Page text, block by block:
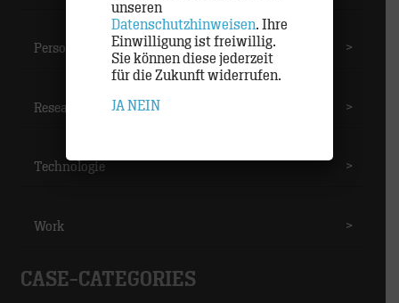
Personal >
Research >
Technologie >
Work >
CASE-CATEGORIES
unseren
Datenschutzhinweisen. Ihre
Einwilligung ist freiwillig.
Sie können diese jederzeit
für die Zukunft widerrufen.
JA NEIN